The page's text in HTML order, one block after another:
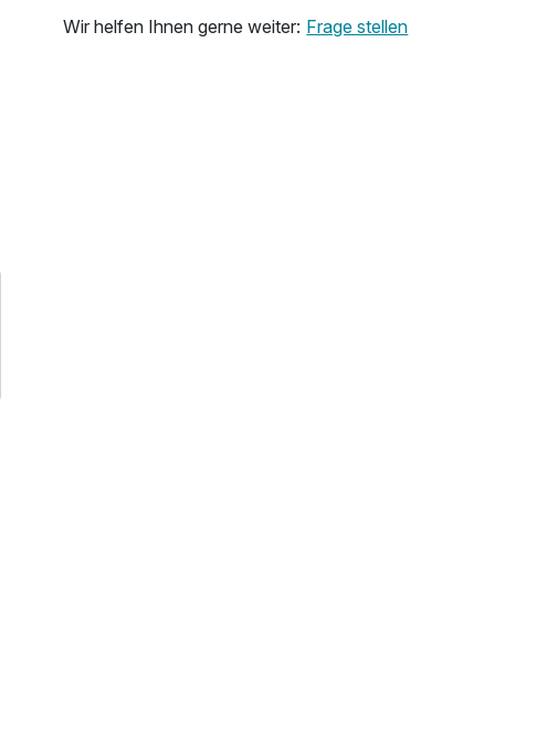
Wir helfen Ihnen gerne weiter: Frage stellen